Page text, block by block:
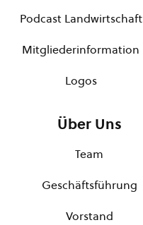
Podcast Landwirtschaft
Mitgliederinformation
Logos
Über Uns
Team
Geschäftsführung
Vorstand